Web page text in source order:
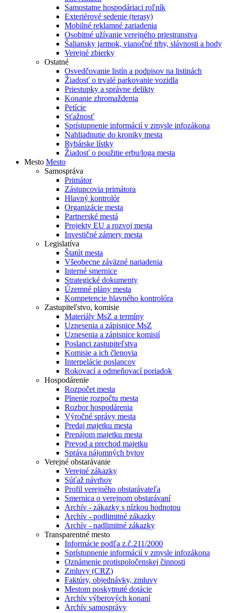
Samostatne hospodáriaci roľník
Exteriérové sedenie (terasy)
Mobilné reklamné zariadenia
Osobitné užívanie verejného priestranstva
Šaliansky jarmok, vianočné trhy, slávnosti a hody
Verejné zbierky
Ostatné
Osvedčovanie listín a podpisov na listinách
Žiadosť o trvalé parkovanie vozidla
Priestupky a správne delikty
Konanie zhromaždenia
Petície
Sťažnosť
Sprístupnenie informácií v zmysle infozákona
Nahliadnutie do kroniky mesta
Rybárske lístky
Žiadosť o použitie erbu/loga mesta
Mesto Mesto
Samospráva
Primátor
Zástupcovia primátora
Hlavný kontrolór
Organizácie mesta
Partnerské mestá
Projekty EU a rozvoj mesta
Investičné zámery mesta
Legislatíva
Štatút mesta
Všeobecne záväzné nariadenia
Interné smernice
Strategické dokumenty
Územné plány mesta
Kompetencie hlavného kontrolóra
Zastupiteľstvo, komisie
Materiály MsZ a termíny
Uznesenia a zápisnice MsZ
Uznesenia a zápisnice komisií
Poslanci zastupiteľstva
Komisie a ich členovia
Interpelácie poslancov
Rokovací a odmeňovací poriadok
Hospodárenie
Rozpočet mesta
Plnenie rozpočtu mesta
Rozbor hospodárenia
Výročné správy mesta
Predaj majetku mesta
Prenájom majetku mesta
Prevod a prechod majetku
Správa nájomných bytov
Verejné obstarávanie
Verejné zákazky
Súťaž návrhov
Profil verejného obstarávateľa
Smernica o verejnom obstarávaní
Archív - zákazky s nízkou hodnotou
Archív - podlimitné zákazky
Archív - nadlimitné zákazky
Transparentné mesto
Informácie podľa z.č.211/2000
Sprístupnenie informácií v zmysle infozákona
Oznámenie protispoločenskej činnosti
Zmluvy (CRZ)
Faktúry, objednávky, zmluvy
Mestom poskytnuté dotácie
Archív výberových konaní
Archív samosprávy